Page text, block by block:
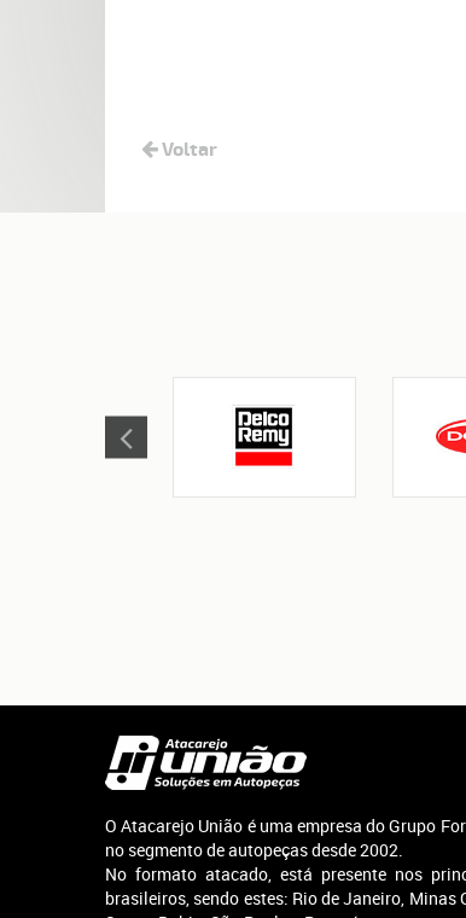
Voltar
O Atacarejo União é uma empresa do Grupo
no segmento de autopeças desde 2002.
No formato atacado, está presente nos
brasileiros, sendo estes: Rio de Janeiro, Minas